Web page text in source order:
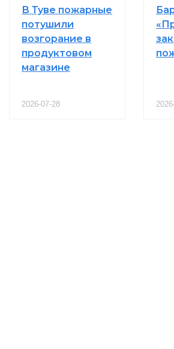
В Туве пожарные
потушили
возгорание в
продуктовом
магазине
2026-07-28